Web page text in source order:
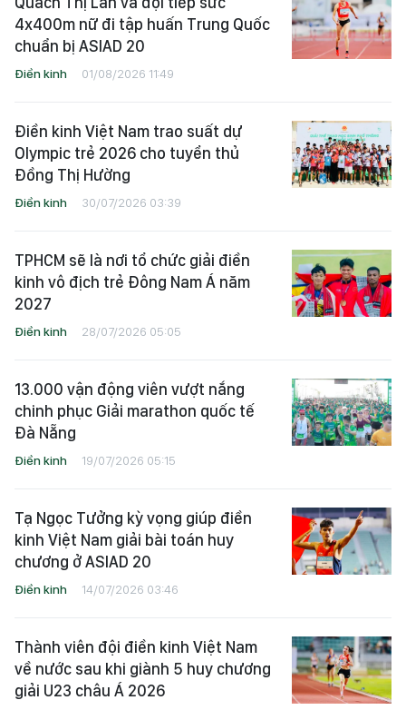
4x400m nữ đi tập huấn Trung Quốc
chuẩn bị ASIAD 20
Điền kinh 01/08/2026 11:49
Điền kinh Việt Nam trao suất dự
Olympic trẻ 2026 cho tuyển thủ
Đồng Thị Hường
Điền kinh 30/07/2026 03:39
TPHCM sẽ là nơi tổ chức giải điền
kinh vô địch trẻ Đông Nam Á năm
2027
Điền kinh 28/07/2026 05:05
13.000 vận động viên vượt nắng
chinh phục Giải marathon quốc tế
Đà Nẵng
Điền kinh 19/07/2026 05:15
Tạ Ngọc Tưởng kỳ vọng giúp điền
kinh Việt Nam giải bài toán huy
chương ở ASIAD 20
Điền kinh 14/07/2026 03:46
Thành viên đội điền kinh Việt Nam
về nước sau khi giành 5 huy chương
giải U23 châu Á 2026